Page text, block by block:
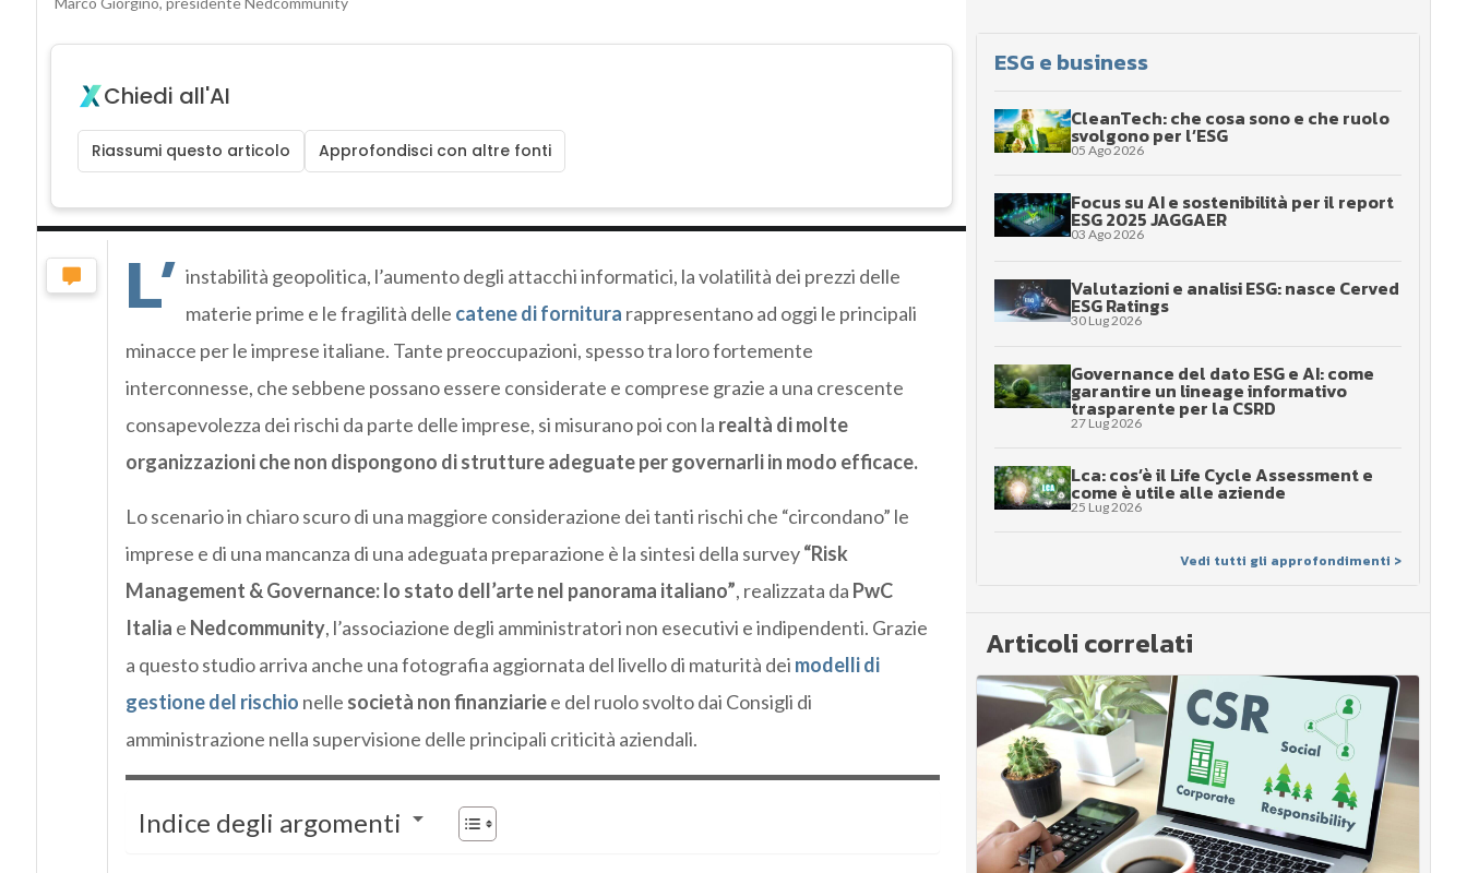
Chiedi all'AI
Riassumi questo articolo Approfondisci con altre fonti
L’ instabilità geopolitica, l’aumento degli attacchi informatici, la volatilità dei prezzi delle
materie prime e le fragilità delle catene di fornitura rappresentano ad oggi le principali
minacce per le imprese italiane. Tante preoccupazioni, spesso tra loro fortemente
interconnesse, che sebbene possano essere considerate e comprese grazie a una crescente
consapevolezza dei rischi da parte delle imprese, si misurano poi con la realtà di molte
organizzazioni che non dispongono di strutture adeguate per governarli in modo efficace.
Lo scenario in chiaro scuro di una maggiore considerazione dei tanti rischi che “circondano” le
imprese e di una mancanza di una adeguata preparazione è la sintesi della survey“Risk
Management & Governance: lo stato dell’arte nel panorama italiano”, realizzata da PwC
Italia e Nedcommunity, l’associazione degli amministratori non esecutivi e indipendenti. Grazie
a questo studio arriva anche una fotografia aggiornata del livello di maturità dei modelli di
gestione del rischio nelle società non finanziariee del ruolo svolto dai Consigli di
amministrazione nella supervisione delle principali criticità aziendali.
Indice degli argomenti
ESG e business
CleanTech: che cosa sono e che ruolo
svolgono per l’ESG
05 Ago 2026
Focus su AI e sostenibilità per il report
ESG 2025 JAGGAER
03 Ago 2026
Valutazioni e analisi ESG: nasce Cerved
ESG Ratings
30 Lug 2026
Governance del dato ESG e AI: come
garantire un lineage informativo
trasparente per la CSRD
27 Lug 2026
Lca: cos’è il Life Cycle Assessment e
come è utile alle aziende
25 Lug 2026
Vedi tutti gli approfondimenti >
Articoli correlati